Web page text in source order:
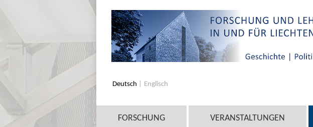
Deutsch Englisch
FORSCHUNG VERANSTALTUNGEN